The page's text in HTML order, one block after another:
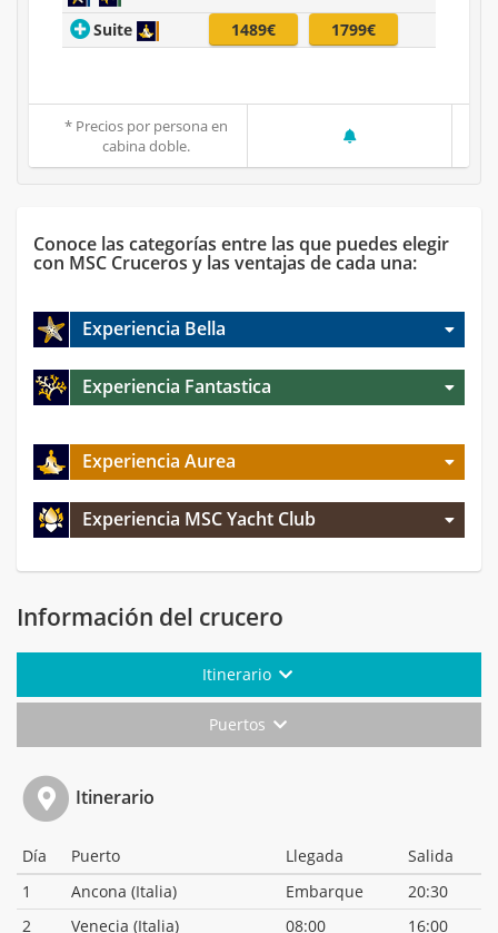
Suite 1489€ 1799€
* Precios por persona en
cabina doble.
Conoce las categorías entre las que puedes elegir
con MSC Cruceros y las ventajas de cada una:
Experiencia Bella
Experiencia Fantastica
Experiencia Aurea
Experiencia MSC Yacht Club
Información del crucero
Itinerario
Puertos
Itinerario
Día Puerto Llegada
Salida
1
Ancona (Italia) Embarque
20:30
2
Venecia (Italia) 08:00 16:00